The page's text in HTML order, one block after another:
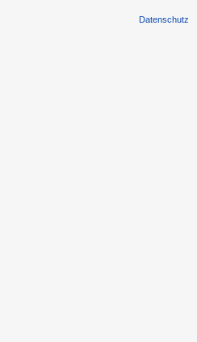
Datenschutz